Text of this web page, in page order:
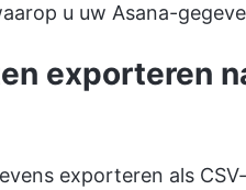
u uw Asana-
exporteren
exporteren als